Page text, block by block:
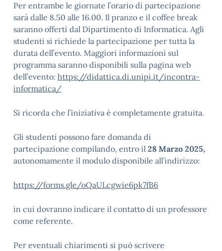
Per entrambe le giornate l’orario di partecipazione
sarà dalle 8.50 alle 16.00. Il pranzo e il coffee break
saranno offerti dal Dipartimento di Informatica. Agli
studenti si richiede la partecipazione per tutta la
durata dell’evento. Maggiori informazioni sul
programma saranno disponibili sulla pagina web
dell’evento: https://didattica.di.unipi.it/incontra-
informatica/
Si ricorda che l’iniziativa è completamente gratuita.
Gli studenti possono fare domanda di
partecipazione compilando, entro il 28 Marzo 2025,
autonomamente il modulo disponibile all’indirizzo:
https://forms.gle/oQaULcgwie6pk7fB6
in cui dovranno indicare il contatto di un professore
come referente.
Per eventuali chiarimenti si può scrivere